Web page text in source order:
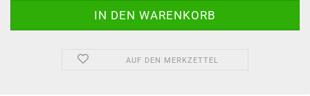
AUF DEN MERKZETTEL